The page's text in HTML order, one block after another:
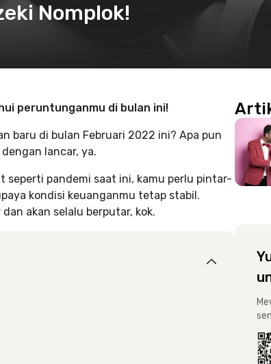
Nomplok!
peruntunganmu di bulan ini!
baru di bulan Februari 2022 ini? Apa pun
lancar, ya.
seperti pandemi saat ini, kamu perlu pintar-
kondisi keuanganmu tetap stabil.
akan selalu berputar, kok.